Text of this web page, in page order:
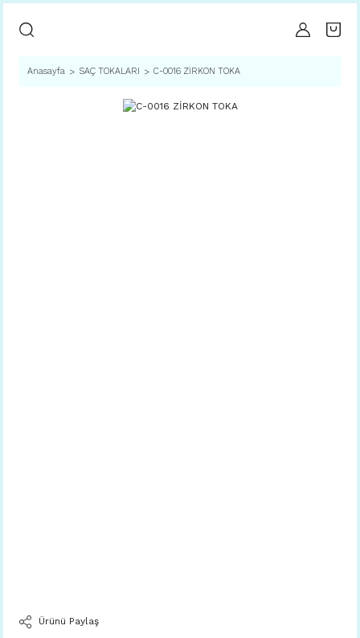
Anasayfa SAÇ TOKALARI C-0016 ZİRKON TOKA
Ürünü Paylaş